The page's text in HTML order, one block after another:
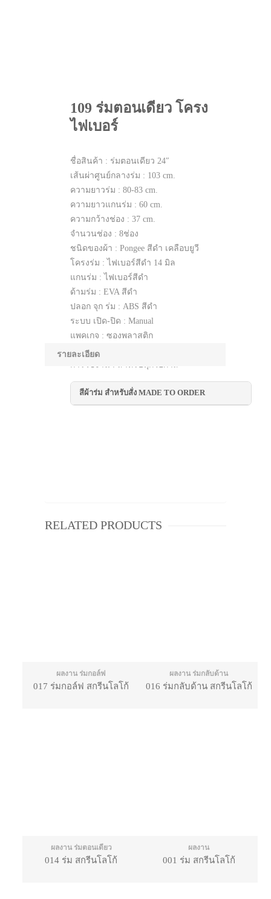
109 ร่มตอนเดียว โครง
ไฟเบอร์
ชื่อสินค้า : ร่มตอนเดียว 24″
เส้นผ่าศูนย์กลางร่ม : 103 cm.
ความยาวร่ม : 80-83 cm.
ความยาวแกนร่ม : 60 cm.
ความกว้างช่อง : 37 cm.
จำนวนช่อง : 8ช่อง
ชนิดของผ้า : Pongee สีดำ เคลือบยูวี
โครงร่ม : ไฟเบอร์สีดำ 14 มิล
แกนร่ม : ไฟเบอร์สีดำ
ด้ามร่ม : EVA สีดำ
ปลอก จุก ร่ม : ABS สีดำ
ระบบ เปิด-ปิด : Manual
แพคเกจ : ซองพลาสติก
การทำโลโก้ : สกรีนตามความเหมาะสม
การใช้งาน : สำหรับทุกโอกาส
สีผ้าร่ม สำหรับสั่ง MADE TO ORDER
รายละเอียด
RELATED PRODUCTS
ผลงาน ร่มกอล์ฟ
017 ร่มกอล์ฟ สกรีนโลโก้
ผลงาน ร่มกลับด้าน
016 ร่มกลับด้าน สกรีนโลโก้
ผลงาน ร่มตอนเดียว
014 ร่ม สกรีนโลโก้
ผลงาน
001 ร่ม สกรีนโลโก้